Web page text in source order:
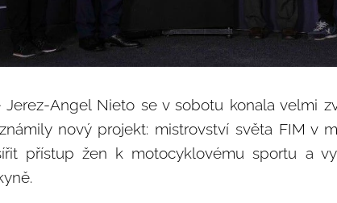
Angel Nieto se v sobotu konala velmi
nový projekt: mistrovství světa FIM v
přístup žen k motocyklovému sportu a